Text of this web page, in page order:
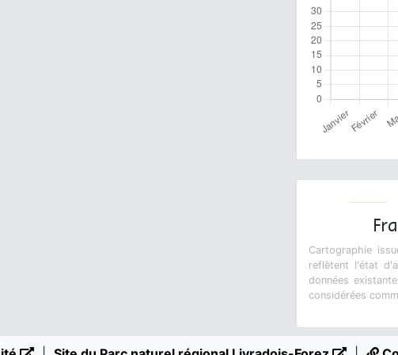
Cartographie
reflètent l'état
données
considérées